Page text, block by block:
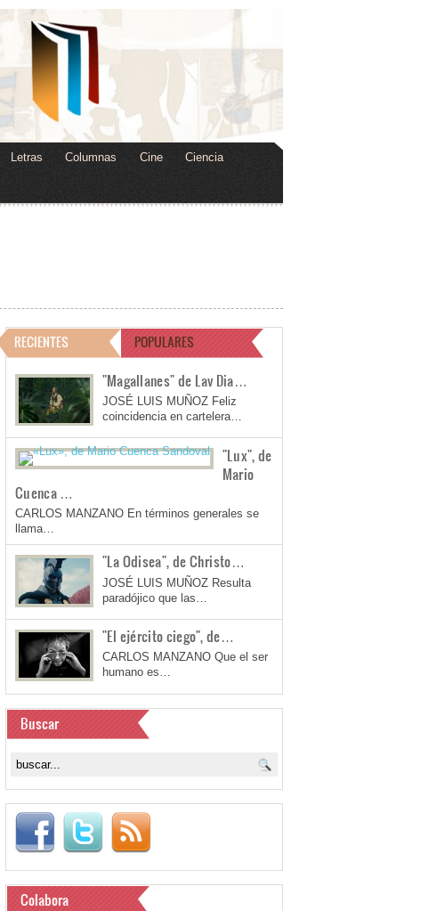
Letras Columnas Cine Ciencia
RECIENTES POPULARES
"Magallanes" de Lav Dia…
JOSÉ LUIS MUÑOZ Feliz
coincidencia en cartelera…
"Lux", de
Mario
Cuenca …
CARLOS MANZANO En términos generales se
llama…
"La Odisea", de Christo…
JOSÉ LUIS MUÑOZ Resulta
paradójico que las…
"El ejército ciego", de…
CARLOS MANZANO Que el ser
humano es…
Buscar
Colabora